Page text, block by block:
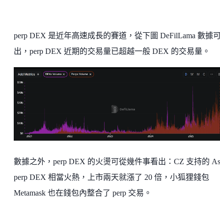
perp DEX 是近年高速成長的賽道，從下圖 DeFilLama 數據
出，perp DEX 近期的交易量已超越一般 DEX 的交易量。
數據之外，perp DEX 的火燙可從幾件事看出：CZ 支持的
perp DEX 相當火熱，上市兩天就漲了 20 倍，小狐狸錢包
Metamask 也在錢包內整合了 perp 交易。